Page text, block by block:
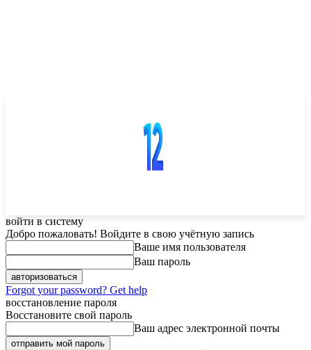
войти в систему
Добро пожаловать! Войдите в свою учётную запись
Ваше имя пользователя
Ваш пароль
Forgot your password? Get help
восстановление пароля
Восстановите свой пароль
Ваш адрес электронной почты